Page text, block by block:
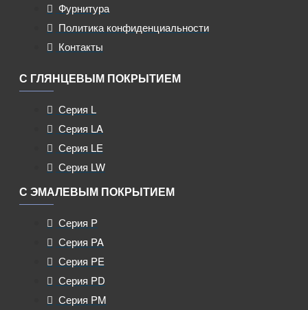
Фурнитура
Политика конфиденциальности
Контакты
С ГЛЯНЦЕВЫМ ПОКРЫТИЕМ
Серия L
Серия LA
Серия LE
Серия LW
С ЭМАЛЕВЫМ ПОКРЫТИЕМ
Серия P
Серия PA
Серия PE
Серия PD
Серия PM